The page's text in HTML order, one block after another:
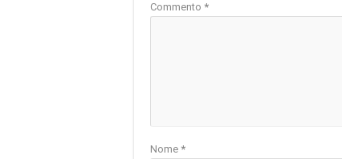
Commento *
Nome *